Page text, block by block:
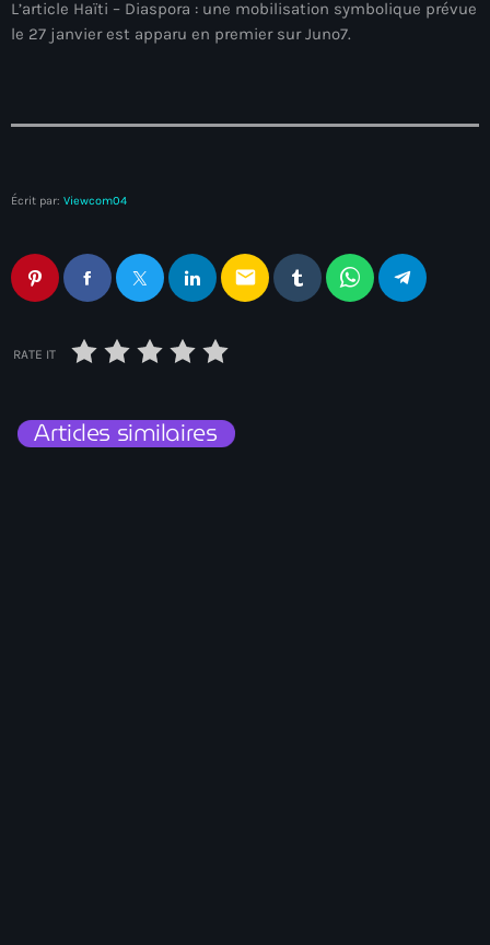
mai 2025
novembre 2024
octobre 2024
septembre 2024
juillet 2024
L’article Haïti – Diaspora : une mobilisation symbolique prévue
le 27 janvier est apparu en premier sur Juno7.
Écrit par: Viewcom04
email
RATE IT
Articles similaires